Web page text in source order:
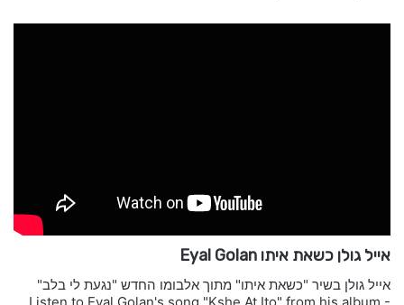
אייל גולן כשאת איתו Eyal Golan
אייל גולן בשיר "כשאת איתו" מתוך אלבומו החדש "נגעת לי בלב"